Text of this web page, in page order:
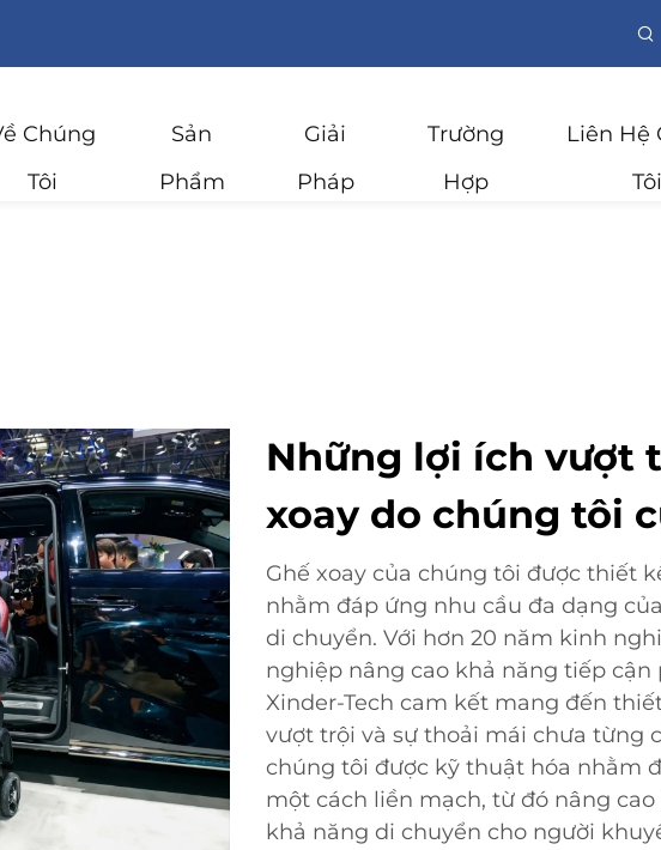
Chúng
Tôi
Sản
Phẩm
Giải
Pháp
Trường
Hợp
Liên Hệ
Tôi
Những lợi ích vượt
xoay do chúng tôi
Ghế xoay của chúng tôi được thiết
nhằm đáp ứng nhu cầu đa dạng
di chuyển. Với hơn 20 năm kinh
nghiệp nâng cao khả năng tiếp
Xinder-Tech cam kết mang đến
vượt trội và sự thoải mái chưa từng
chúng tôi được kỹ thuật hóa nhằm
một cách liền mạch, từ đó nâng
khả năng di chuyển cho người